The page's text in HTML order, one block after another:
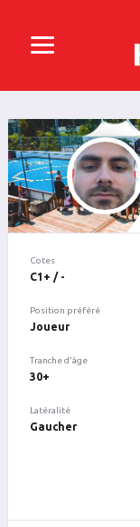
Cotes
C1+ / -
Position préféré
Joueur
Tranche d'âge
30+
Latéralité
Gaucher